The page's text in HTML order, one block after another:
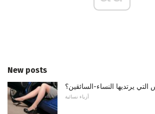
New posts
التي يرتديها النساء-السائقين؟
أزياء نسائية